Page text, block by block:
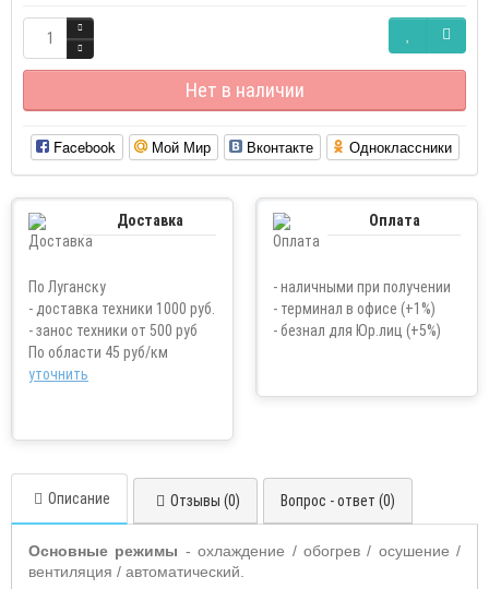
Нет в наличии
Facebook Мой Мир Вконтакте Одноклассники
Доставка
По Луганску
- доставка техники 1000 руб.
- занос техники от 500 руб
По области 45 руб/км
уточнить
Оплата
- наличными при получении
- терминал в офисе (+1%)
- безнал для Юр.лиц (+5%)
Описание Отзывы (0) Вопрос - ответ (0)
Основные режимы - охлаждение / обогрев / осушение /
вентиляция / автоматический.